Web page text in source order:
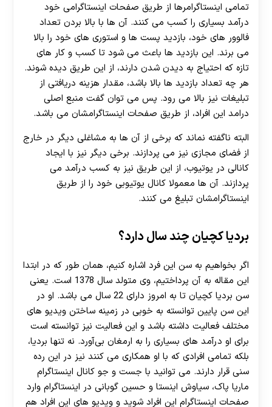
تمامی اینستاگرامرها از طریق صفحات اینستاگرامی خود
درآمد بسیاری را کسب می کنند. آن ها با بالا بردن تعداد
فالوور های خود، بازدید پست ها و استوری های خود را بالا
می برند. این بازدید ها باعث می شود تا کسب و کار های
تازه که احتیاج به دیدن شدن دارند، از این طریق دیده شوند.
هر چه تعداد بازدید ها بالا باشد، مقدار هزینه دریافتی از
تبلیغات نیز بالا می رود. پس می توان گفت منبع اصلی
درامد این افراد، از طریق صفحات اینستاگرامشان می باشد.
البته ناگفته نماند که برخی از آن ها به مشاغلی دیگر در خارج
از فضای مجازی نیز می پردازند. برخی دیگر نیز با ایجاد
کانالی در یوتیوب، از این طریق نیز به کسب درآمد می
پردازند. آن ها معمولا کانال یوتیوبی خود را از طریق
اینستاگرامشان تبلیغ می کنند.
بردیا کچیان چند سال دارد؟
اگر بخواهیم به سن این فرد اشاره کنیم، همان طور که در ابتدا
این مقاله به آن پرداختیم، وی متولد سال 1378 است. یعنی
سن بردیا کچیان تا به امروز دارای 22 سال می باشد. او در
این سن پایین توانسته به خوبی در زمینه ساختن ویدیو های
مختلف فعالیت داشته باشد و این فعالیت نیز توانسته است
برای او درآمد های بسیاری را به ارمغان بی‌آورد. نه تنها بردیا،
بلکه تمامی افرادی که با او همکاری می کنند نیز در این رده
سنی قرار دارند. می توانید با جست و جو کانال اینستاگرام
ماریا پاک، سیاوش اینستا و حسین گوبانی در اینستاگرام وارد
صفحات اینستاگرام این افراد شوید و ویدیو های این افراد هم